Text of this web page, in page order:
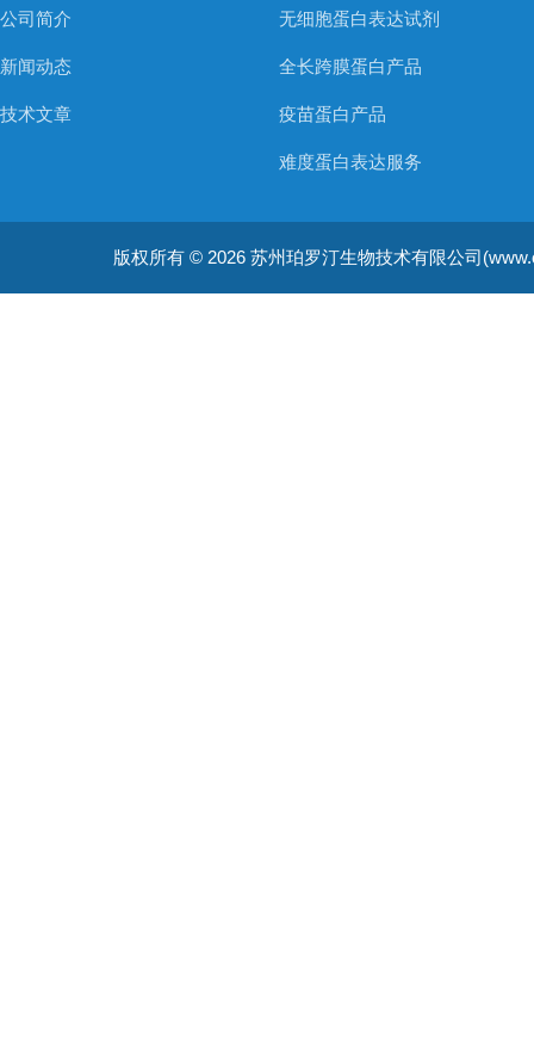
公司简介
新闻动态
技术文章
无细胞蛋白表达试剂
全长跨膜蛋白产品
疫苗蛋白产品
难度蛋白表达服务
版权所有 © 2026 苏州珀罗汀生物技术有限公司